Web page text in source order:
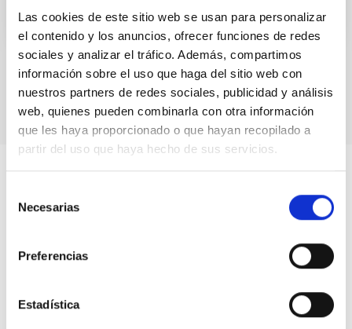
Las cookies de este sitio web se usan para personalizar
el contenido y los anuncios, ofrecer funciones de redes
sociales y analizar el tráfico. Además, compartimos
información sobre el uso que haga del sitio web con
nuestros partners de redes sociales, publicidad y análisis
web, quienes pueden combinarla con otra información
que les haya proporcionado o que hayan recopilado a
partir del uso que haya hecho de sus servicios.
Necesarias
Preferencias
Estadística
Tecnología médica